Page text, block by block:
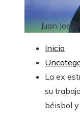
Juan José
Inicio
La ex
su
béisbol